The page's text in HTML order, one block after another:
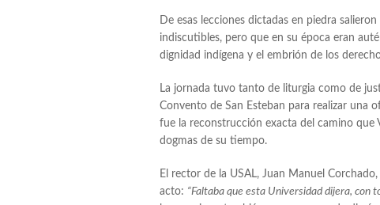
De esas lecciones dictadas en piedra
indiscutibles, pero que en su época eran
dignidad indígena y el embrión de los
La jornada tuvo tanto de liturgia como de
Convento de San Esteban para realizar una
fue la reconstrucción exacta del camino que
dogmas de su tiempo.
El rector de la USAL, Juan Manuel
acto: “Faltaba que esta Universidad dijera, con